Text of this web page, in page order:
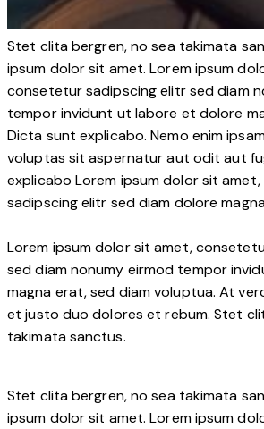
Stet clita bergren, no sea takimata
ipsum dolor sit amet. Lorem ipsum
consetetur sadipscing elitr sed diam
tempor invidunt ut labore et dolore
Dicta sunt explicabo. Nemo enim
voluptas sit aspernatur aut odit aut
explicabo Lorem ipsum dolor sit
sadipscing elitr sed diam dolore
Lorem ipsum dolor sit amet,
sed diam nonumy eirmod tempor
magna erat, sed diam voluptua. At
et justo duo dolores et rebum. Stet
takimata sanctus.
Stet clita bergren, no sea takimata
ipsum dolor sit amet. Lorem ipsum